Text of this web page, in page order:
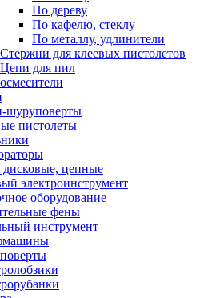
По дереву
По кафелю, стеклу
По металлу, удлинители
Стержни для клеевых пистолетов
Цепи для пил
шуруповерты
пистолеты
цепные
электроинструмент
оборудование
фены
инструмент